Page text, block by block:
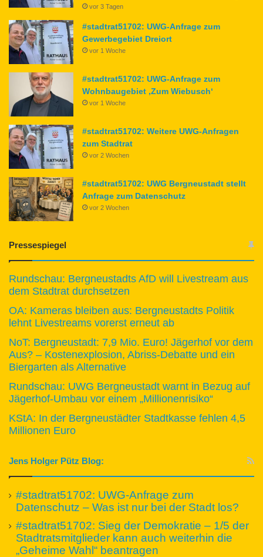
vor 3 Tagen
#stadtrat51702: UWG-Anfrage zum
Gewerbegebiet Dreiort
vor 1 Woche
#stadtrat51702: UWG-Anfrage zum
Wohnbaugebiet ‚Zum Wiebusch‘
vor 1 Woche
#stadtrat51702: Weitere UWG-Anfragen
zum Stadtrat
vor 2 Wochen
#stadtrat51702: UWG Bergneustadt stellt
Anfrage zum Datenschutz
vor 2 Wochen
Pressespiegel
Rundschau: Bergneustadts AfD will Livestream aus
dem Stadtrat durchsetzen
OA: Kameras bleiben aus: Bergneustadts Politik
lehnt Livestreams vorerst erneut ab
NoT: Bergneustadt: 7,9 Mio. Euro! Jägerhof vor dem
Aus? – Kostenexplosion, Abriss-Debatte und ein
Biergarten als Alternative
Rundschau: UWG Bergneustadt warnt in Bezug auf
Jägerhof-Umbau vor einem „Millionenrisiko“
KStA: In der Bergneustädter Stadtkasse fehlen 4,5
Millionen Euro
Jens Holger Pütz Blog:
#stadtrat51702: UWG-Anfrage zum
Datenschutz – Was ist nur bei der Stadt los?
#stadtrat51702: Sieg der Demokratie – 1/5 der
Stadtratsmitglieder kann auch weiterhin die
„Geheime Wahl“ beantragen